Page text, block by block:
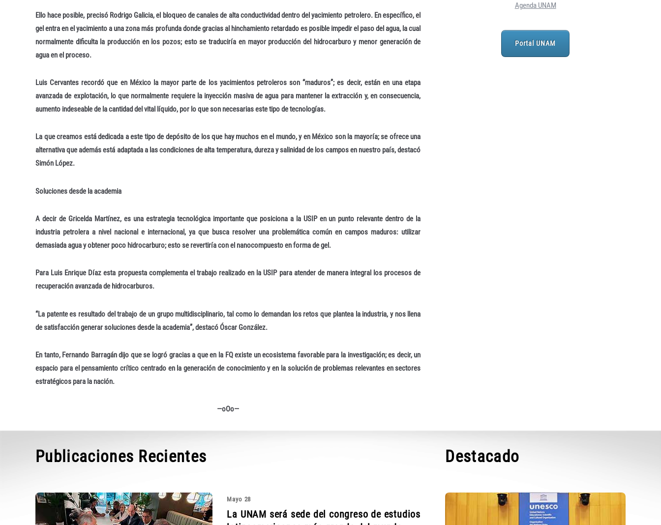
Ello hace posible, precisó Rodrigo Galicia, el bloqueo de canales de alta conductividad dentro del yacimiento petrolero. En específico, el
gel entra en el yacimiento a una zona más profunda donde gracias al hinchamiento retardado es posible impedir el paso del agua, la cual
normalmente dificulta la producción en los pozos; esto se traduciría en mayor producción del hidrocarburo y menor generación de
agua en el proceso.
Luis Cervantes recordó que en México la mayor parte de los yacimientos petroleros son “maduros”; es decir, están en una etapa
avanzada de explotación, lo que normalmente requiere la inyección masiva de agua para mantener la extracción y, en consecuencia,
aumento indeseable de la cantidad del vital líquido, por lo que son necesarias este tipo de tecnologías.
La que creamos está dedicada a este tipo de depósito de los que hay muchos en el mundo, y en México son la mayoría; se ofrece una
alternativa que además está adaptada a las condiciones de alta temperatura, dureza y salinidad de los campos en nuestro país, destacó
Simón López.
Soluciones desde la academia
A decir de Gricelda Martínez, es una estrategia tecnológica importante que posiciona a la USIP en un punto relevante dentro de la
industria petrolera a nivel nacional e internacional, ya que busca resolver una problemática común en campos maduros: utilizar
demasiada agua y obtener poco hidrocarburo; esto se revertiría con el nanocompuesto en forma de gel.
Para Luis Enrique Díaz esta propuesta complementa el trabajo realizado en la USIP para atender de manera integral los procesos de
recuperación avanzada de hidrocarburos.
“La patente es resultado del trabajo de un grupo multidisciplinario, tal como lo demandan los retos que plantea la industria, y nos llena
de satisfacción generar soluciones desde la academia”, destacó Óscar González.
En tanto, Fernando Barragán dijo que se logró gracias a que en la FQ existe un ecosistema favorable para la investigación; es decir, un
espacio para el pensamiento crítico centrado en la generación de conocimiento y en la solución de problemas relevantes en sectores
estratégicos para la nación.
—oOo—
Agenda UNAM
Portal UNAM
Publicaciones Recientes
Mayo 28
La UNAM será sede del congreso de estudios
Destacado